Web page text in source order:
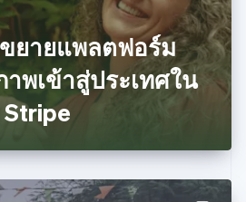
ยายแพลตฟอร์ม
พเข้าสู่ประเทศใน